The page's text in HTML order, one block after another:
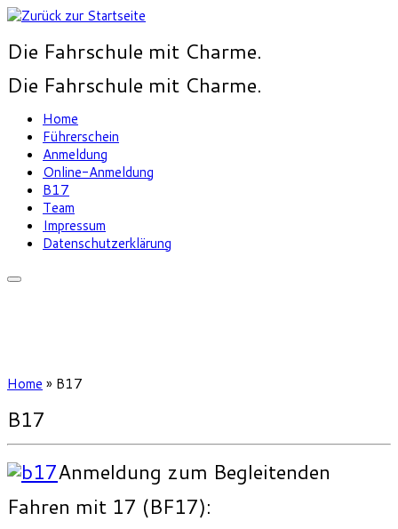
Die Fahrschule mit Charme.
Die Fahrschule mit Charme.
Home
Führerschein
Anmeldung
Online-Anmeldung
B17
Team
Impressum
Datenschutzerklärung
Home » B17
B17
Anmeldung zum Begleitenden
Fahren mit 17 (BF17):